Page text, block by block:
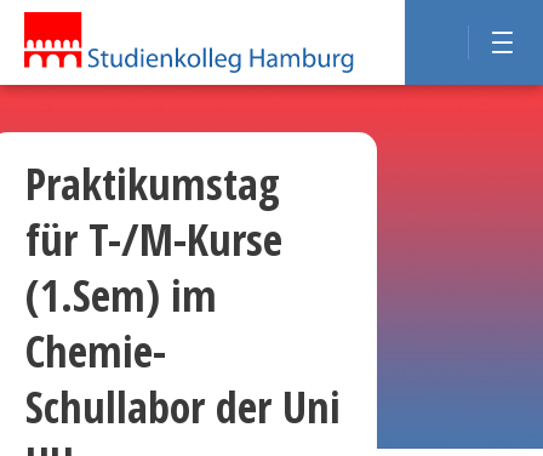
Praktikumstag
für T-/M-Kurse
(1.Sem) im
Chemie-
Schullabor der Uni